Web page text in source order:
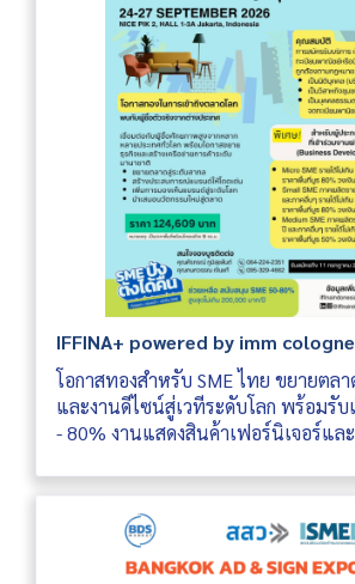
IFFINA+ powered by imm
โอกาสทองสำหรับ SME ไทย ขยายตล
และงานดีไซน์สู่เวทีระดับโลก พร้อมรั
- 80% งานแสดงสินค้าเฟอร์นิเจอร์แล